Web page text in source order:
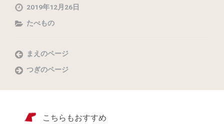
2019年12月26日
たべもの
まえのページ
つぎのページ
こちらもおすすめ